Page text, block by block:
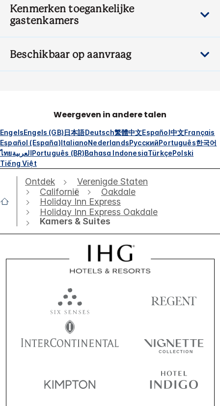
Kenmerken toegankelijke
gastenkamers
Beschikbaar op aanvraag
Weergeven in andere talen
EngelsEngels (GB)日本語Deutsch繁體中文Español中文Français
Español (España)ItalianoNederlandsРусскийPortuguês한국어
ไทยالعربيةPortuguês (BR)Bahasa IndonesiaTürkçePolski
Tiếng Việt
Ontdek
Verenigde Staten
Californië
Oakdale
Holiday Inn Express
Holiday Inn Express Oakdale
Kamers & Suites